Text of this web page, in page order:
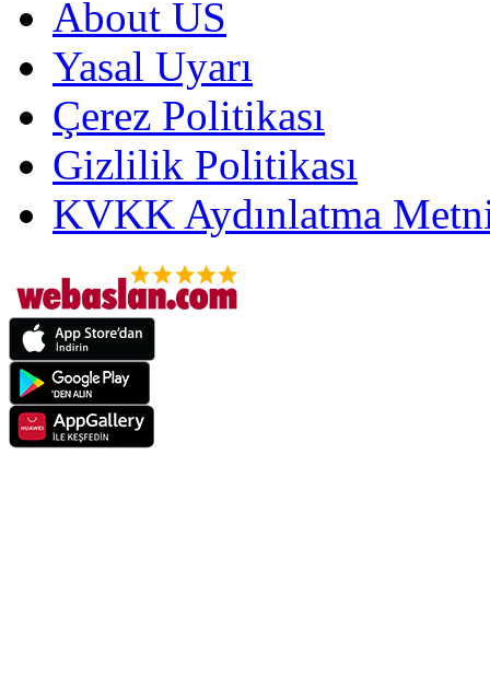
About US
Yasal Uyarı
Çerez Politikası
Gizlilik Politikası
KVKK Aydınlatma